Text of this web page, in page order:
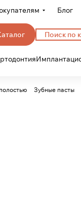
Блог
Зубные пасты